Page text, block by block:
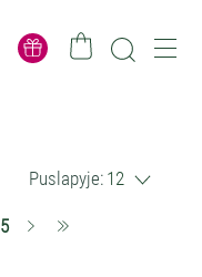
Puslapyje: 12
5
(current)